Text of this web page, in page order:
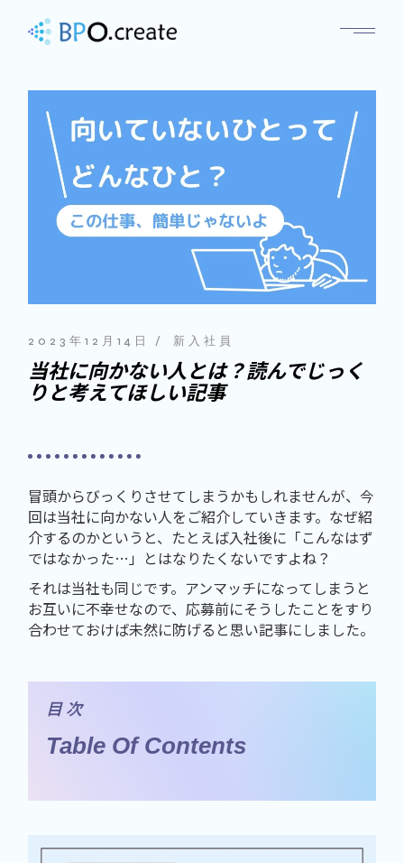
2023年12月14日 新入社員
当社に向かない人とは？読んでじっく
りと考えてほしい記事
冒頭からびっくりさせてしまうかもしれませんが、今
回は当社に向かない人をご紹介していきます。なぜ紹
介するのかというと、たとえば入社後に「こんなはず
ではなかった…」とはなりたくないですよね？
それは当社も同じです。アンマッチになってしまうと
お互いに不幸せなので、応募前にそうしたことをすり
合わせておけば未然に防げると思い記事にしました。
目 次
Table Of Contents